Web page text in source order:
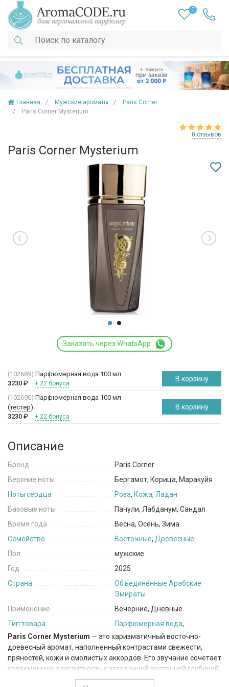
0
Главная Мужские ароматы
Paris Corner
Paris Corner Mysterium
0 отзывов
Paris Corner Mysterium
Заказать через WhatsApp
(102689) Парфюмерная вода 100 мл
3230 ₽ + 22 бонуса
В корзину
(102690) Парфюмерная вода 100 мл
(тестер)
3230 ₽ + 22 бонуса
В корзину
Описание
Бренд
Paris Corner
Верхние ноты
Бергамот, Корица, Маракуйя
Ноты сердца
Роза, Кожа, Ладан
Базовые ноты
Пачули, Лабданум, Сандал
Время года
Весна, Осень, Зима
Семейство
Восточные, Древесные
Пол
мужские
Год
2025
Страна
Объединённые Арабские
Эмираты
Применение
Вечерние, Дневные
Тип товара
Парфюмерная вода,
Paris Corner Mysterium — это харизматичный восточно-
древесный аромат, наполненный контрастами свежести,
пряностей, кожи и смолистых аккордов. Его звучание сочетает
современную элегантность с загадочной восточной глубиной,
создавая образ уверенного мужчины, который привлекает